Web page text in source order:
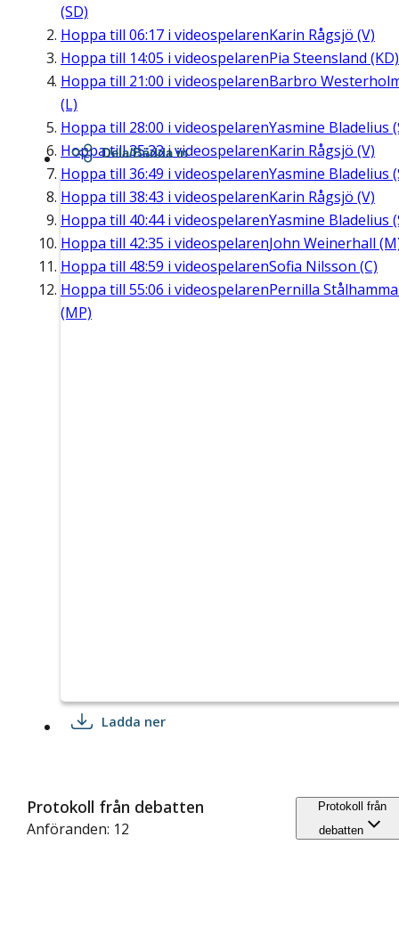
(SD)
Hoppa till 06:17 i videospelarenKarin Rågsjö (V)
Hoppa till 14:05 i videospelarenPia Steensland (KD)
Hoppa till 21:00 i videospelarenBarbro
(L)
Hoppa till 28:00 i videospelarenYasmine Bladelius
Hoppa till35:33i videospelarenKarin Rågsjö (V)
Hoppa till 36:49 i videospelarenYasmine Bladelius
Hoppa till 38:43 i videospelarenKarin Rågsjö (V)
Hoppa till 40:44i videospelarenYasmine Bladelius
Hoppa till 42:35 i videospelarenJohn Weinerhall
Hoppa till 48:59 i videospelarenSofia Nilsson (C)
Hoppa till 55:06 i videospelarenPernilla
(MP)
Dela/Bädda in
Ladda ner
Protokoll från debatten
Anföranden: 12
Protokoll från
debatten